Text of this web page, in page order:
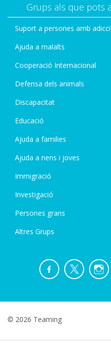
Grups als que pots
Suport a persones amb
Ajuda a malalts
Cooperació Internacional
Defensa dels animals
Discapacitat
Educació
Ajuda a families
Ajuda a nens i joves
Immigració
Investigació
Persones grans
Altres Grups
© 2026 Teaming